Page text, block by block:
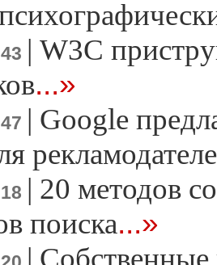
| W3C
...»
| Google
| 20 методов
поиска...»
|